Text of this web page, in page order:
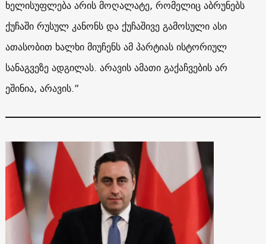
ხელისუფლება არის მოღალატე, რომელიც აბრუნებს
ქუჩაში რუსულ კანონს და ქუჩაშივე გამოსული ასი
ათასობით ხალხი მიუჩენს ამ პარტიას ისტორიულ
სანაგვეზე ადგილას. არავის ამათი გაქაჩვების არ
ეშინია, არავის.”